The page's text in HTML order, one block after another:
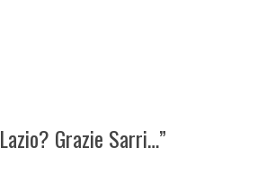
Grazie Sarri…”